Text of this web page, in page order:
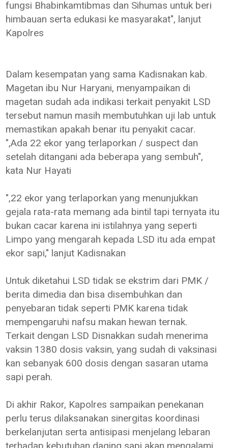
fungsi Bhabinkamtibmas dan Sihumas untuk beri
himbauan serta edukasi ke masyarakat", lanjut
Kapolres
Dalam kesempatan yang sama Kadisnakan kab.
Magetan ibu Nur Haryani, menyampaikan di
magetan sudah ada indikasi terkait penyakit LSD
tersebut namun masih membutuhkan uji lab untuk
memastikan apakah benar itu penyakit cacar.
",Ada 22 ekor yang terlaporkan / suspect dan
setelah ditangani ada beberapa yang sembuh",
kata Nur Hayati
",22 ekor yang terlaporkan yang menunjukkan
gejala rata-rata memang ada bintil tapi ternyata itu
bukan cacar karena ini istilahnya yang seperti
Limpo yang mengarah kepada LSD itu ada empat
ekor sapi," lanjut Kadisnakan
Untuk diketahui LSD tidak se ekstrim dari PMK /
berita dimedia dan bisa disembuhkan dan
penyebaran tidak seperti PMK karena tidak
mempengaruhi nafsu makan hewan ternak.
Terkait dengan LSD Disnakkan sudah menerima
vaksin 1380 dosis vaksin, yang sudah di vaksinasi
kan sebanyak 600 dosis dengan sasaran utama
sapi perah.
Di akhir Rakor, Kapolres sampaikan penekanan
perlu terus dilaksanakan sinergitas koordinasi
berkelanjutan serta antisipasi menjelang lebaran
terhadap kebutuhan daging sapi akan mengalami